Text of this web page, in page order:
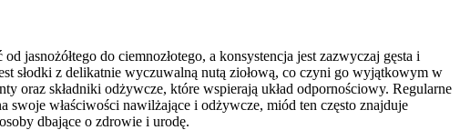
do ciemnozłotego, a konsystencja jest zazwyczaj gęsta i
słodki z delikatnie wyczuwalną nutą ziołową, co czyni go wyjątkowym w
oraz składniki odżywcze, które wspierają układ odpornościowy. Regularne
swoje właściwości nawilżające i odżywcze, miód ten często znajduje
dbające o zdrowie i urodę.